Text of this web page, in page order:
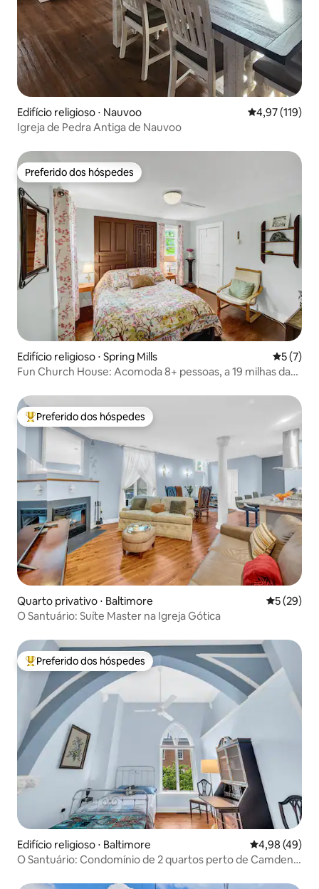
Edifício religioso ⋅ Nauvoo 4,97 de uma
4,97 (119)
Igreja de Pedra Antiga de Nauvoo
Preferido dos hóspedes
Preferido dos hóspedes
Edifício religioso ⋅ Spring Mills 5 de
5 (7)
Fun Church House: Acomoda 8+ pessoas, a 19 milhas da
Entre os melhores preferidos dos hóspedes
Preferido dos hóspedes
Quarto privativo ⋅ Baltimore 5 de uma
5 (29)
O Santuário: Suíte Master na Igreja Gótica
Entre os melhores preferidos dos hóspedes
Preferido dos hóspedes
Edifício religioso ⋅ Baltimore 4,98 de uma
4,98 (49)
O Santuário: Condomínio de 2 quartos perto de Camden